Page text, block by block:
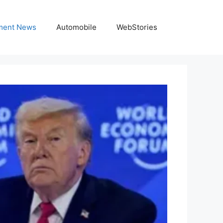
News Automobile WebStories